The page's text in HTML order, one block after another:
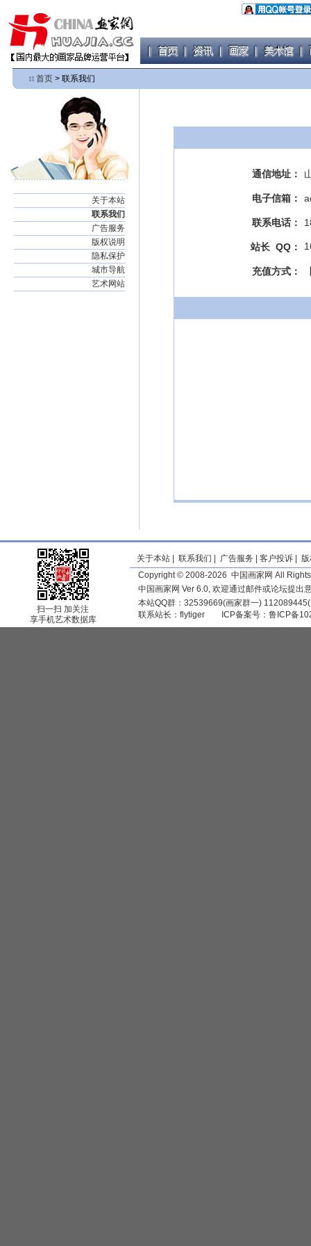
首页 > 联系我们
关于本站
联系我们
广告服务
版权说明
隐私保护
城市导航
艺术网站
通信地址：
电子信箱：
联系电话：
站长 QQ：
充值方式：
扫一扫 加关注
享手机艺术数据库
关于本站 联系我们 广告服务 客户投诉
Copyright © 2008-2026 中国画家网 All
中国画家网 Ver 6.0, 欢迎通过邮件或论坛提出
本站QQ群：32539669(画家群一)
联系站长： flytiger ICP备案号： 鲁ICP备